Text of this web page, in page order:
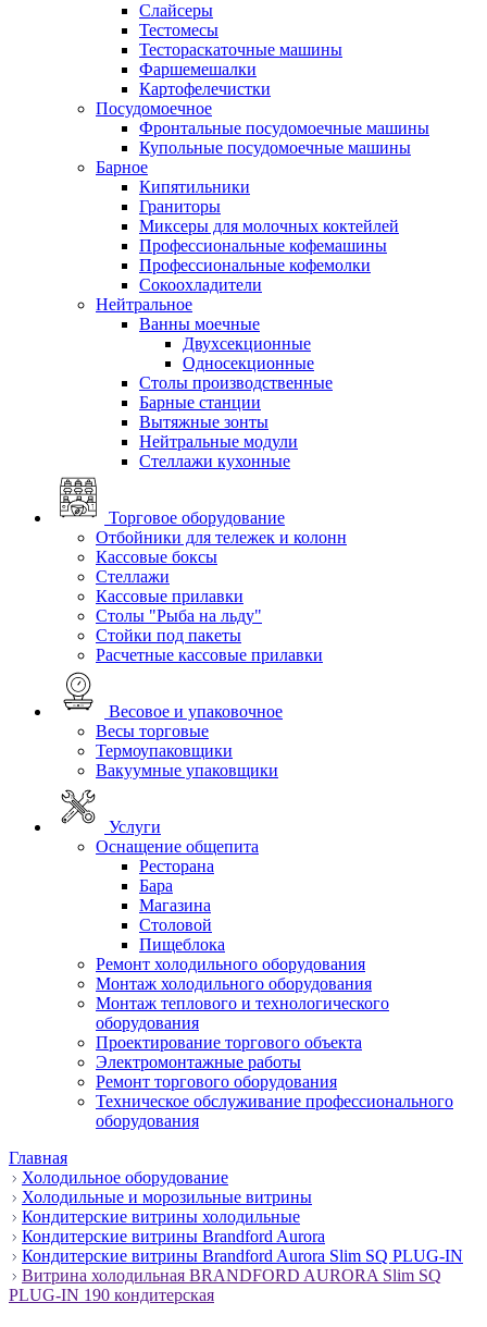
Слайсеры
Тестомесы
Тестораскаточные машины
Фаршемешалки
Картофелечистки
Посудомоечное
Фронтальные посудомоечные машины
Купольные посудомоечные машины
Барное
Кипятильники
Граниторы
Миксеры для молочных коктейлей
Профессиональные кофемашины
Профессиональные кофемолки
Сокоохладители
Нейтральное
Ванны моечные
Двухсекционные
Односекционные
Столы производственные
Барные станции
Вытяжные зонты
Нейтральные модули
Стеллажи кухонные
Торговое оборудование
Отбойники для тележек и колонн
Кассовые боксы
Стеллажи
Кассовые прилавки
Столы "Рыба на льду"
Стойки под пакеты
Расчетные кассовые прилавки
Весовое и упаковочное
Весы торговые
Термоупаковщики
Вакуумные упаковщики
Услуги
Оснащение общепита
Ресторана
Бара
Магазина
Столовой
Пищеблока
Ремонт холодильного оборудования
Монтаж холодильного оборудования
Монтаж теплового и технологического
оборудования
Проектирование торгового объекта
Электромонтажные работы
Ремонт торгового оборудования
Техническое обслуживание профессионального
оборудования
Главная
Холодильное оборудование
Холодильные и морозильные витрины
Кондитерские витрины холодильные
Кондитерские витрины Brandford Aurora
Кондитерские витрины Brandford Aurora Slim SQ PLUG-IN
Витрина холодильная BRANDFORD AURORA Slim SQ
PLUG-IN 190 кондитерская